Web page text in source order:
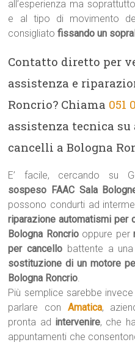
all’esperienza ma
e al tipo di movimento
consigliatofissando un
Contatto diretto per
assistenza e
Roncrio? Chiama 051
assistenza tecnica
cancelli a Bologna
E’ facile, cercando su
sospeso FAAC Sala
possono condurti ad
riparazione automatismi per
Bologna Roncrio oppure per
per cancello battente a
sostituzione di un motore
Bologna Roncrio.
Più semplice sarebbe invece
parlare con Amatica,
pronta ad intervenire, che
appuntamenti che